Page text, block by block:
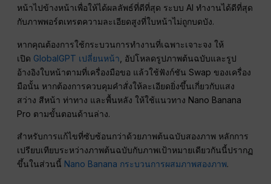
หน้าไปข้างหน้าเพื่อให้ได้ผลลัพธ์ที่ดีที่สุด ระบบ AI ทำงานได้ดีที่สุด
กับภาพพอร์ตเทรตความละเอียดสูงที่ใบหน้าไม่ถูกบดบัง.
หากคุณต้องการใช้กระบวนการทำงานที่เฉพาะเจาะจง ให้
เปิด GlobalGPT เปลี่ยนหน้า , อัปโหลดรูปภาพต้นฉบับและรูป
อ้างอิงใบหน้าตามที่เครื่องมือขอ แล้วใช้ฟังก์ชัน Swap ของเครื่อง
มือนั้น หากต้องการควบคุมคำสั่งให้ละเอียดยิ่งขึ้นเกี่ยวกับแสง
สว่าง สีหน้า ท่าทาง และพื้นหลัง ให้ใช้แนวทาง Nano Banana
Pro ตามขั้นตอนด้านล่าง.
สำหรับการแก้ไขที่ซับซ้อนกว่าด้วยภาพต้นฉบับสองภาพ หลักการ
เปรียบเทียบระหว่างภาพต้นฉบับกับภาพเป้าหมายเดียวกันนี้ปรากฏ
ขึ้นในส่วนนี้ Nano Banana กระบวนการผสมภาพสองภาพ.